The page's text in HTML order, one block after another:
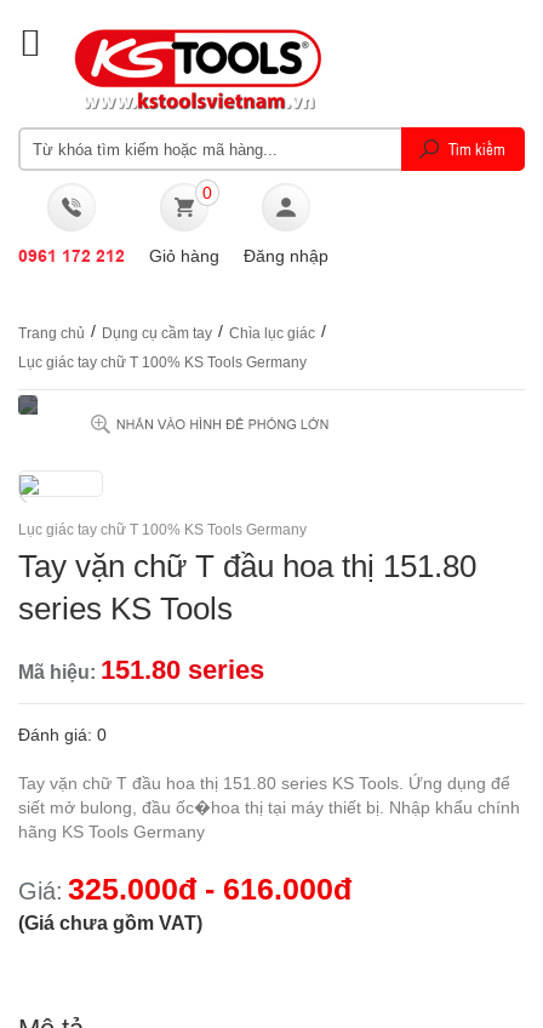
0961 172 212
0
Giỏ hàng Đăng nhập
Trang chủ / Dụng cụ cầm tay / Chìa lục giác /
Lục giác tay chữ T 100% KS Tools Germany
Lục giác tay chữ T 100% KS Tools Germany
Tay vặn chữ T đầu hoa thị 151.80
series KS Tools
Mã hiệu: 151.80 series
Đánh giá: 0
Tay vặn chữ T đầu hoa thị 151.80 series KS Tools. Ứng dụng để
siết mở bulong, đầu ốc�hoa thị tại máy thiết bị. Nhập khẩu chính
hãng KS Tools Germany
Giá: 325.000đ - 616.000đ
(Giá chưa gồm VAT)